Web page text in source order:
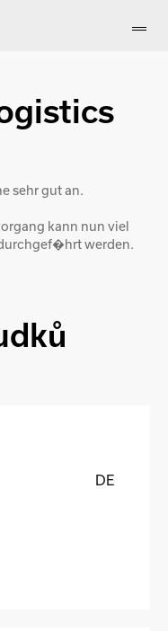
sehr gut an.
kann nun viel
werden.
DE